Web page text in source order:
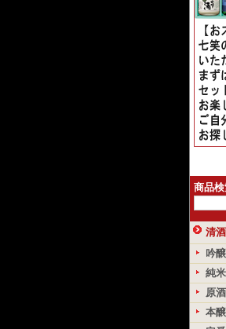
商品検
清酒
吟醸
純
原酒
本